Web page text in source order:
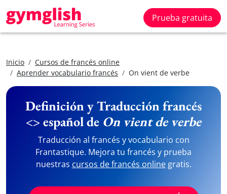
Prueba gratuita
Inicio
Cursos de francés online
Aprender vocabulario francés
On vient de verbe
Definición y Traducción francés
<> español de On vient de verbe
Traducción al francés y vocabulario con
Frantastique. Mejora tu francés y prueba
nuestras cursos de francés onlinegratis.